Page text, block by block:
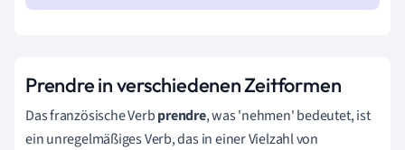
Prendre in verschiedenen Zeitformen
Das französische Verbprendre, was 'nehmen' bedeutet, ist
ein unregelmäßiges Verb, das in einer Vielzahl von